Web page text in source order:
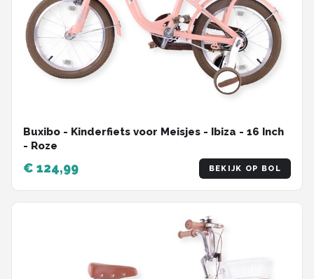
Buxibo - Kinderfiets voor Meisjes - Ibiza - 16 Inch
- Roze
€ 124,99 BEKIJK OP BOL